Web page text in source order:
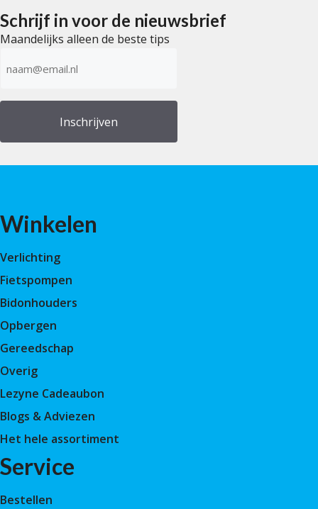
Schrijf in voor de nieuwsbrief
Maandelijks alleen de beste tips
mailadres
Winkelen
Verlichting
Fietspompen
Bidonhouders
Opbergen
Gereedschap
Overig
Lezyne Cadeaubon
Blogs & Adviezen
Het hele assortiment
Service
Bestellen